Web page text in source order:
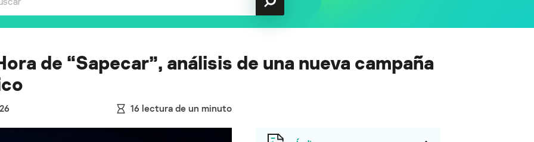
de “Sapecar”, análisis de una nueva campaña
16 lectura de un minuto